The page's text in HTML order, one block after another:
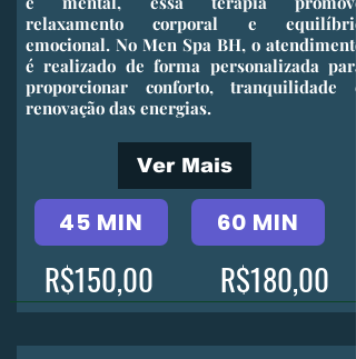
relaxamento corporal e equilíbrio
emocional. No Men Spa BH, o atendimento
é realizado de forma personalizada para
proporcionar conforto, tranquilidade e
renovação das energias.
Ver Mais
45 MIN 60 MIN
R$150,00 R$180,00